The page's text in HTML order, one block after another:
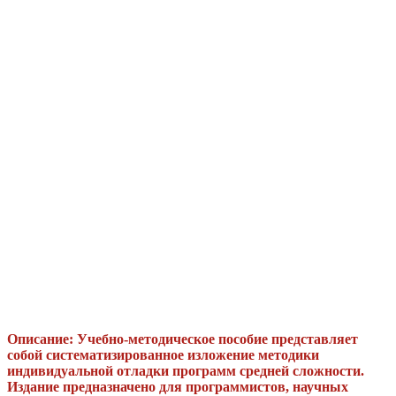
Описание: Учебно-методическое пособие представляет
собой систематизированное изложение методики
индивидуальной отладки программ средней сложности.
Издание предназначено для программистов, научных